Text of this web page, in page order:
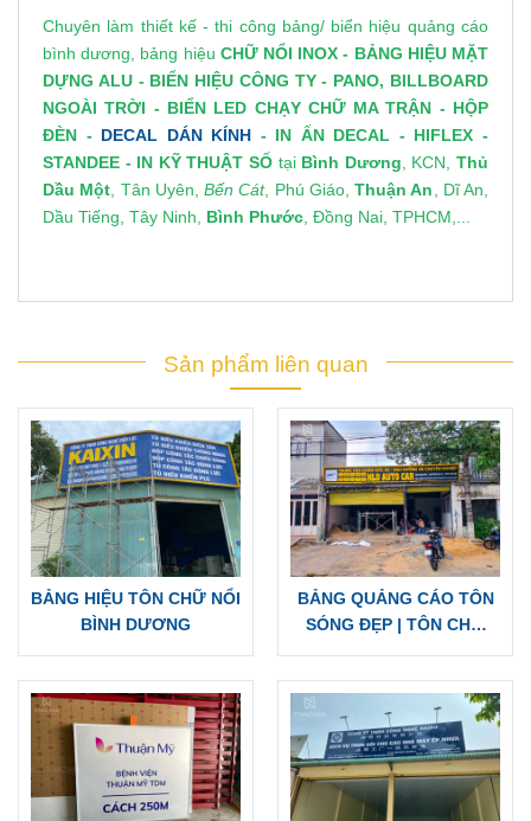
Chuyên làm thiết kế - thi công bảng/ biển hiệu quảng cáo
bình dương , bảng hiệu CHỮ NỔI INOX - BẢNG HIỆU MẶT
DỰNG ALU- BIỂN HIỆU CÔNG TY- PANO, BILLBOARD
NGOÀI TRỜI - BIỂN LED CHẠY CHỮ MA TRẬN - HỘP
ĐÈN - DECAL DÁN KÍNH - IN ẤN DECAL - HIFLEX -
STANDEE - IN KỸ THUẬT SỐ tại Bình Dương , KCN,Thủ
Dầu Một , Tân Uyên,Bến Cát, Phú Giáo,Thuận An , Dĩ An,
Dầu Tiếng, Tây Ninh, Bình Phước , Đồng Nai, TPHCM,...
Sản phẩm liên quan
BẢNG HIỆU TÔN CHỮ NỔI
BÌNH DƯƠNG
BẢNG QUẢNG CÁO TÔN
SÓNG ĐẸP | TÔN CHỮ
NỔI, CHỮ ĐÈN LED